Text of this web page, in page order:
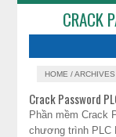
CRACK
HOME/
Crack Password
Phần mềm Crack
chương trình PLC